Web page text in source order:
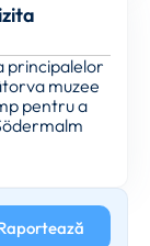
principalelor
muzee
pentru a